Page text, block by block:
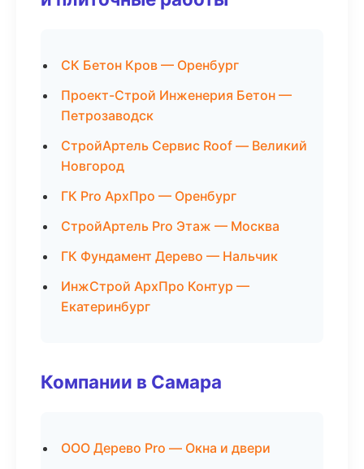
СК Бетон Кров — Оренбург
Проект-Строй Инженерия Бетон —
Петрозаводск
СтройАртель Сервис Roof — Великий
Новгород
ГК Pro АрхПро — Оренбург
СтройАртель Pro Этаж — Москва
ГК Фундамент Дерево — Нальчик
ИнжСтрой АрхПро Контур —
Екатеринбург
Компании в Самара
ООО Дерево Pro — Окна и двери